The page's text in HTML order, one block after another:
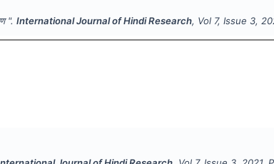
".International Journal of Hindi Research, Vol 7, Issue 3,